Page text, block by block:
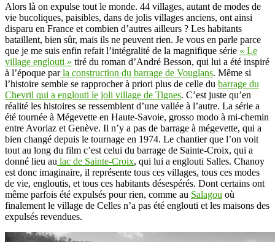
Alors là on expulse tout le monde. 44 villages, autant de modes de
vie bucoliques, paisibles, dans de jolis villages anciens, ont ainsi
disparu en France et combien d’autres ailleurs ? Les habitants
bataillent, bien sûr, mais ils ne peuvent rien. Je vous en parle parce
que je me suis enfin refait l’intégralité de la magnifique série « Le
village englouti » tiré du roman d’André Besson, qui lui a été inspiré
à l’époque parla construction du barrage de Vouglans. Même si
l’histoire semble se rapprocher à priori plus de celle du barrage du
Chevril qui a englouti le joli village de Tignes. C’est juste qu’en
réalité les histoires se ressemblent d’une vallée à l’autre. La série a
été tournée à Mégevette en Haute-Savoie, grosso modo à mi-chemin
entre Avoriaz et Genève. Il n’y a pas de barrage à mégevette, qui a
bien changé depuis le tournage en 1974. Le chantier que l’on voit
tout au long du film c’est celui du barrage de Sainte-Croix, qui a
donné lieu au lac de Sainte-Croix, qui lui a englouti Salles. Chanoy
est donc imaginaire, il représente tous ces villages, tous ces modes
de vie, engloutis, et tous ces habitants désespérés. Dont certains ont
même parfois été expulsés pour rien, comme au Salagou où
finalement le village de Celles n’a pas été englouti et les maisons des
expulsés revendues.